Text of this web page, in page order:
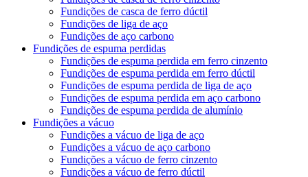
Fundições de casca de ferro dúctil
Fundições de liga de aço
Fundições de aço carbono
Fundições de espuma perdidas
Fundições de espuma perdida em ferro cinzento
Fundições de espuma perdida em ferro dúctil
Fundições de espuma perdida de liga de aço
Fundições de espuma perdida em aço carbono
Fundições de espuma perdida de alumínio
Fundições a vácuo
Fundições a vácuo de liga de aço
Fundições a vácuo de aço carbono
Fundições a vácuo de ferro cinzento
Fundições a vácuo de ferro dúctil